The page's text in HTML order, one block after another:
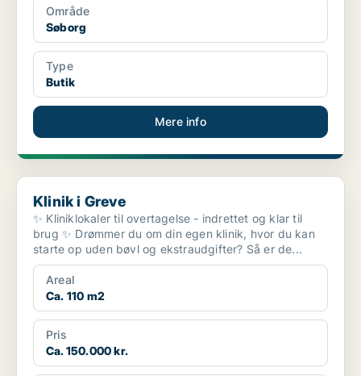
Område
Søborg
Type
Butik
Mere info
Klinik i Greve
Klinik i Greve
✨ Kliniklokaler til overtagelse - indrettet og klar til
brug ✨ Drømmer du om din egen klinik, hvor du kan
starte op uden bøvl og ekstraudgifter? Så er de...
Areal
Ca. 110 m2
Pris
Ca. 150.000 kr.